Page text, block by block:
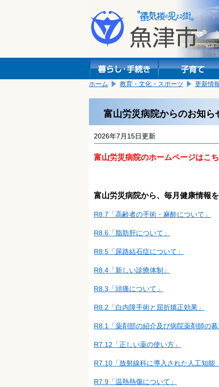
し
ホーム 教育・文化・スポーツ 更新情
富山労災病院からのお知ら
2026年7月15日更新
富山労災病院のホームページはこ
富山労災病院から、毎月健康情報を
R8.7「高齢者の手術・麻酔について」
R8.6「脂肪肝について」
R8.5「尿路結石症について」
R8.4「新しい診療体制」
R8.3「頭痛について」
R8.2「白内障手術と屈折矯正効果」
R8.1「薬剤部の紹介及び病院薬剤師の募
R7.12「正しい薬の使い方」
R7.10「放射線科に導入された人工知能
R7.9「温熱熱傷について」